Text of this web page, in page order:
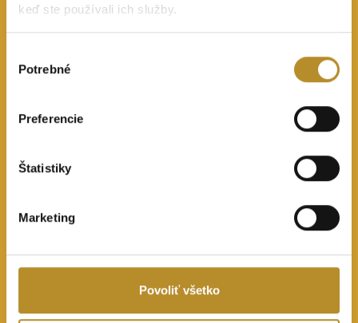
keď ste používali ich služby.
súhlasu
Potrebné
Preferencie
Štatistiky
Marketing
Povoliť všetko